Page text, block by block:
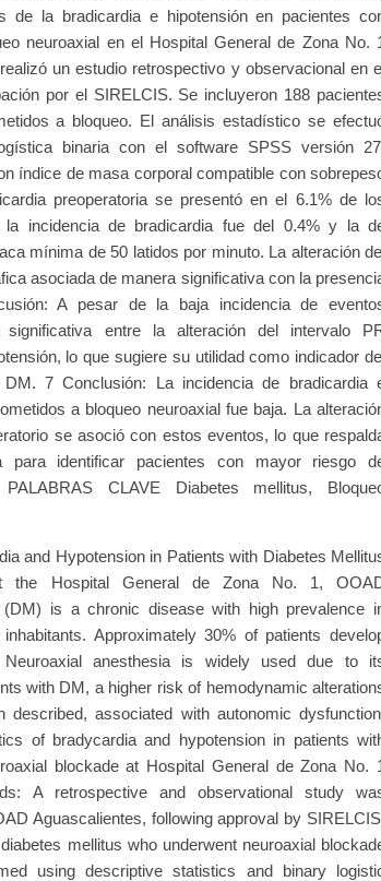
de la bradicardia e hipotensión en pacientes
neuroaxial en el Hospital General de Zona No.
un estudio retrospectivo y observacional en
por el SIRELCIS. Se incluyeron 188
a bloqueo. El análisis estadístico se
binaria con el software SPSS versión
índice de masa corporal compatible con
preoperatoria se presentó en el 6.1% de
la incidencia de bradicardia fue del 0.4% y la
mínima de 50 latidos por minuto. La alteración
asociada de manera significativa con la
A pesar de la baja incidencia de
entre la alteración del intervalo
lo que sugiere su utilidad como indicador
7 Conclusión: La incidencia de bradicardia
a bloqueo neuroaxial fue baja. La
se asoció con estos eventos, lo que
para identificar pacientes con mayor riesgo
PALABRAS CLAVE Diabetes mellitus,
and Hypotension in Patients with Diabetes
the Hospital General de Zona No. 1,
(DM) is a chronic disease with high prevalence
Approximately 30% of patients
anesthesia is widely used due to
with DM, a higher risk of hemodynamic
associated with autonomic
of bradycardia and hypotension in patients
blockade at Hospital General de Zona No.
A retrospective and observational study
Aguascalientes, following approval by
mellitus who underwent neuroaxial
using descriptive statistics and binary